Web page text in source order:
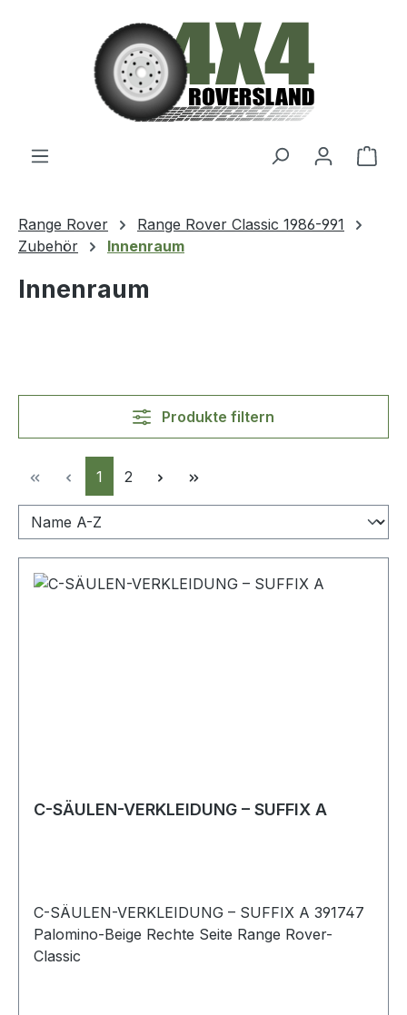
Zum Hauptinhalt springen
Range Rover
Range Rover Classic 1986-991
Zubehör
Innenraum
Innenraum
Produkte filtern
Seite
1 Seite
2
C-SÄULEN-VERKLEIDUNG – SUFFIX A
C-SÄULEN-VERKLEIDUNG – SUFFIX A 391747
Palomino-Beige Rechte Seite Range Rover-
Classic